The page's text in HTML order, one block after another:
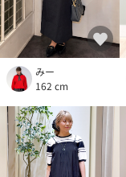
みー
162 cm